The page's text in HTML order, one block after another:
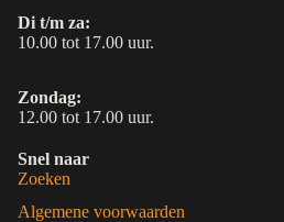
Di t/m za:
10.00 tot 17.00 uur.
Zondag:
12.00 tot 17.00 uur.
Snel naar
Zoeken
Algemene voorwaarden